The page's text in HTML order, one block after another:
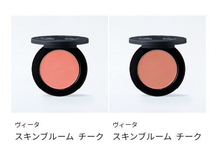
ヴィータ
スキンブルーム チーク
ヴィータ
スキンブルーム チーク